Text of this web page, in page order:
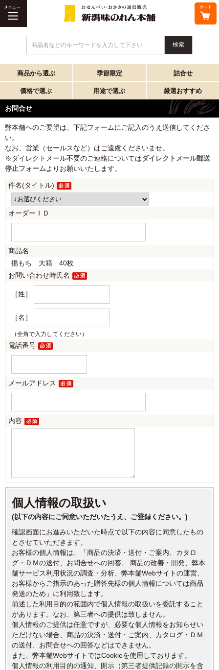
商品名などのキーワードを入力して下さい
商品から選ぶ 季節限定 詰合せ
価格で選ぶ 用途で選ぶ 厳選おすすめ
お問合せ
弊本舗へのご要望は、下記フォームにご記入のうえ送信してくださ
い。
なお、営業（セールスなど）はご遠慮くださいませ。
※ダイレクトメール不要のご連絡についてはダイレクトメール郵送
停止フォームよりお願いいたします。
件名(タイトル)
オーダーＩＤ
商品名
揚もち 大箱 40枚
お問い合わせ時氏名
［姓］
［名］
（全角で入力してください）
電話番号
メールアドレス
内容
個人情報の取扱い
(以下の内容にご同意いただいたうえ、ご登録ください。)
確認画面にお進みいただいた時点で以下の内容に同意したもの
とさせていただきます。
お客様の個人情報は、「商品の決済・送付・ご案内、カタロ
グ・ＤＭの送付、お問合せへの回答、 商品の改善・開発、弊本
舗サービス利用状況の調査・分析、弊本舗Webサイトの運営、
お客様からご指示のあった贈答先様の個人情報については商品
発送のため」に利用致します。
前述した利用目的の範囲内で個人情報の取扱いを委託すること
があります。なお、第三者への提供は致しません。
個人情報のご提供は任意ですが、必要な個人情報をお知らせい
ただけない場合、商品の決済・送付・ご案内、カタログ・ＤＭ
の送付、お問合せへの回答などはできません。
また、弊本舗WebサイトではCookieを使用しております。
個人情報の利用目的の通知、開示（第三者提供記録の開示を含